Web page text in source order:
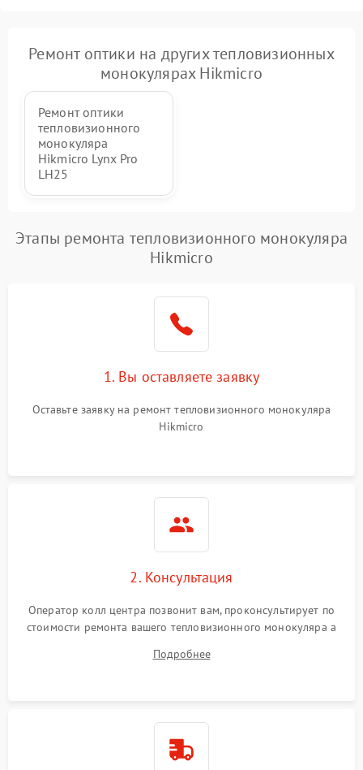
Ремонт оптики на других тепловизионных
монокулярах Hikmicro
Ремонт оптики
тепловизионного
монокуляра
Hikmicro Lynx Pro
LH25
Этапы ремонта тепловизионного монокуляра
Hikmicro
1. Вы оставляете заявку
Оставьте заявку на ремонт тепловизионного монокуляра
Hikmicro
2. Консультация
Оператор колл центра позвонит вам, проконсультирует по
стоимости ремонта вашего тепловизионного монокуляра а
Подробнее